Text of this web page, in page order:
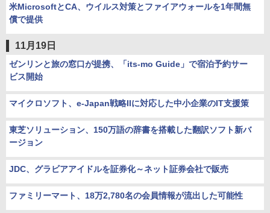
米MicrosoftとCA、ウイルス対策とファイアウォールを1年間無
償で提供
11月19日
ゼンリンと旅の窓口が提携、「its-mo Guide」で宿泊予約サー
ビス開始
マイクロソフト、e-Japan戦略IIに対応した中小企業のIT支援策
東芝ソリューション、150万語の辞書を搭載した翻訳ソフト新バ
ージョン
JDC、グラビアアイドルを証券化～ネット証券会社で販売
ファミリーマート、18万2,780名の会員情報が流出した可能性